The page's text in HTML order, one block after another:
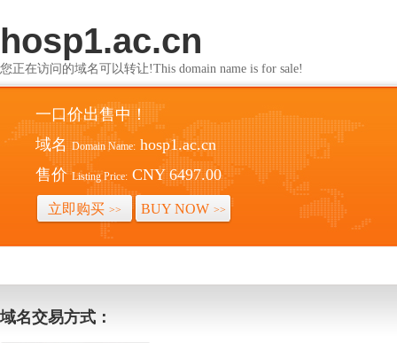
hosp1.ac.cn
您正在访问的域名可以转让!This domain name is for sale!
一口价出售中！
域名 Domain Name: hosp1.ac.cn
售价 Listing Price: CNY 6497.00
立即购买 >> BUY NOW >>
域名交易方式：